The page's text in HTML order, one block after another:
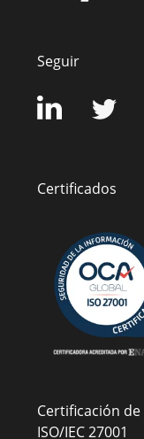
Seguir
Certificados
Certificación
ISO/IEC 27001